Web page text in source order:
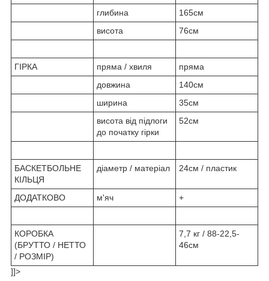
глибина
165см
висота
76см
ГІРКА пряма / хвиля
пряма
довжина
140см
ширина
35см
висота від підлоги
до початку гірки
52см
БАСКЕТБОЛЬНЕ
КІЛЬЦЯ
діаметр / матеріал 24см / пластик
ДОДАТКОВО м'яч +
КОРОБКА
(БРУТТО / НЕТТО
/ РОЗМІР)
7,7 кг / 88-22,5-
46см
]]>